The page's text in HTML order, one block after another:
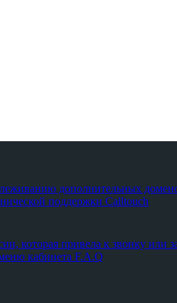
дополнительных
поддержки Calltouch
которая привела к звонку или
кабинета F.A.Q